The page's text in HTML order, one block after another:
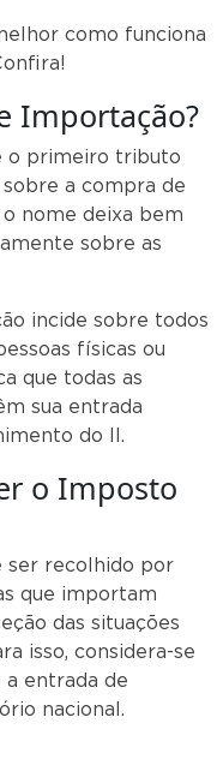
como funciona
Importação?
o primeiro tributo
a compra de
nome deixa bem
sobre as
incide sobre todos
físicas ou
que todas as
sua entrada
do II.
o Imposto
ser recolhido por
que importam
das situações
isso, considera-se
entrada de
nacional.